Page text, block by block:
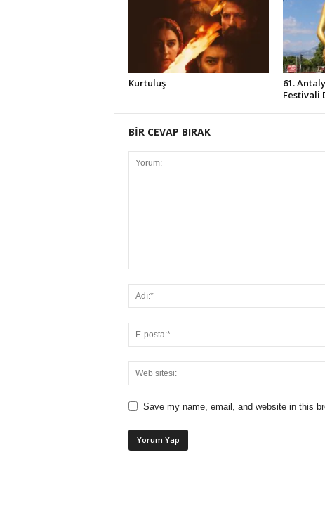
Kurtuluş
61.
Festivali
BİR CEVAP BIRAK
Save my name, email, and website in this